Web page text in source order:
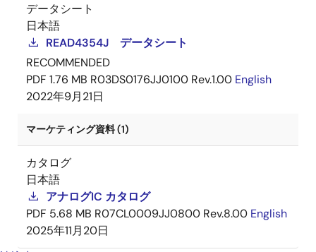
データシート
日本語
READ4354J データシート
RECOMMENDED
PDF 1.76 MB R03DS0176JJ0100 Rev.1.00 English
2022年9月21日
マーケティング資料 (1)
カタログ
日本語
アナログIC カタログ
PDF 5.68 MB R07CL0009JJ0800 Rev.8.00 English
2025年11月20日